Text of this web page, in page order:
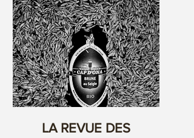
LA REVUE DES